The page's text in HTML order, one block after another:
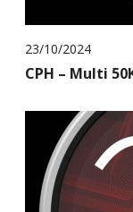
23/10/2024
CPH – Multi